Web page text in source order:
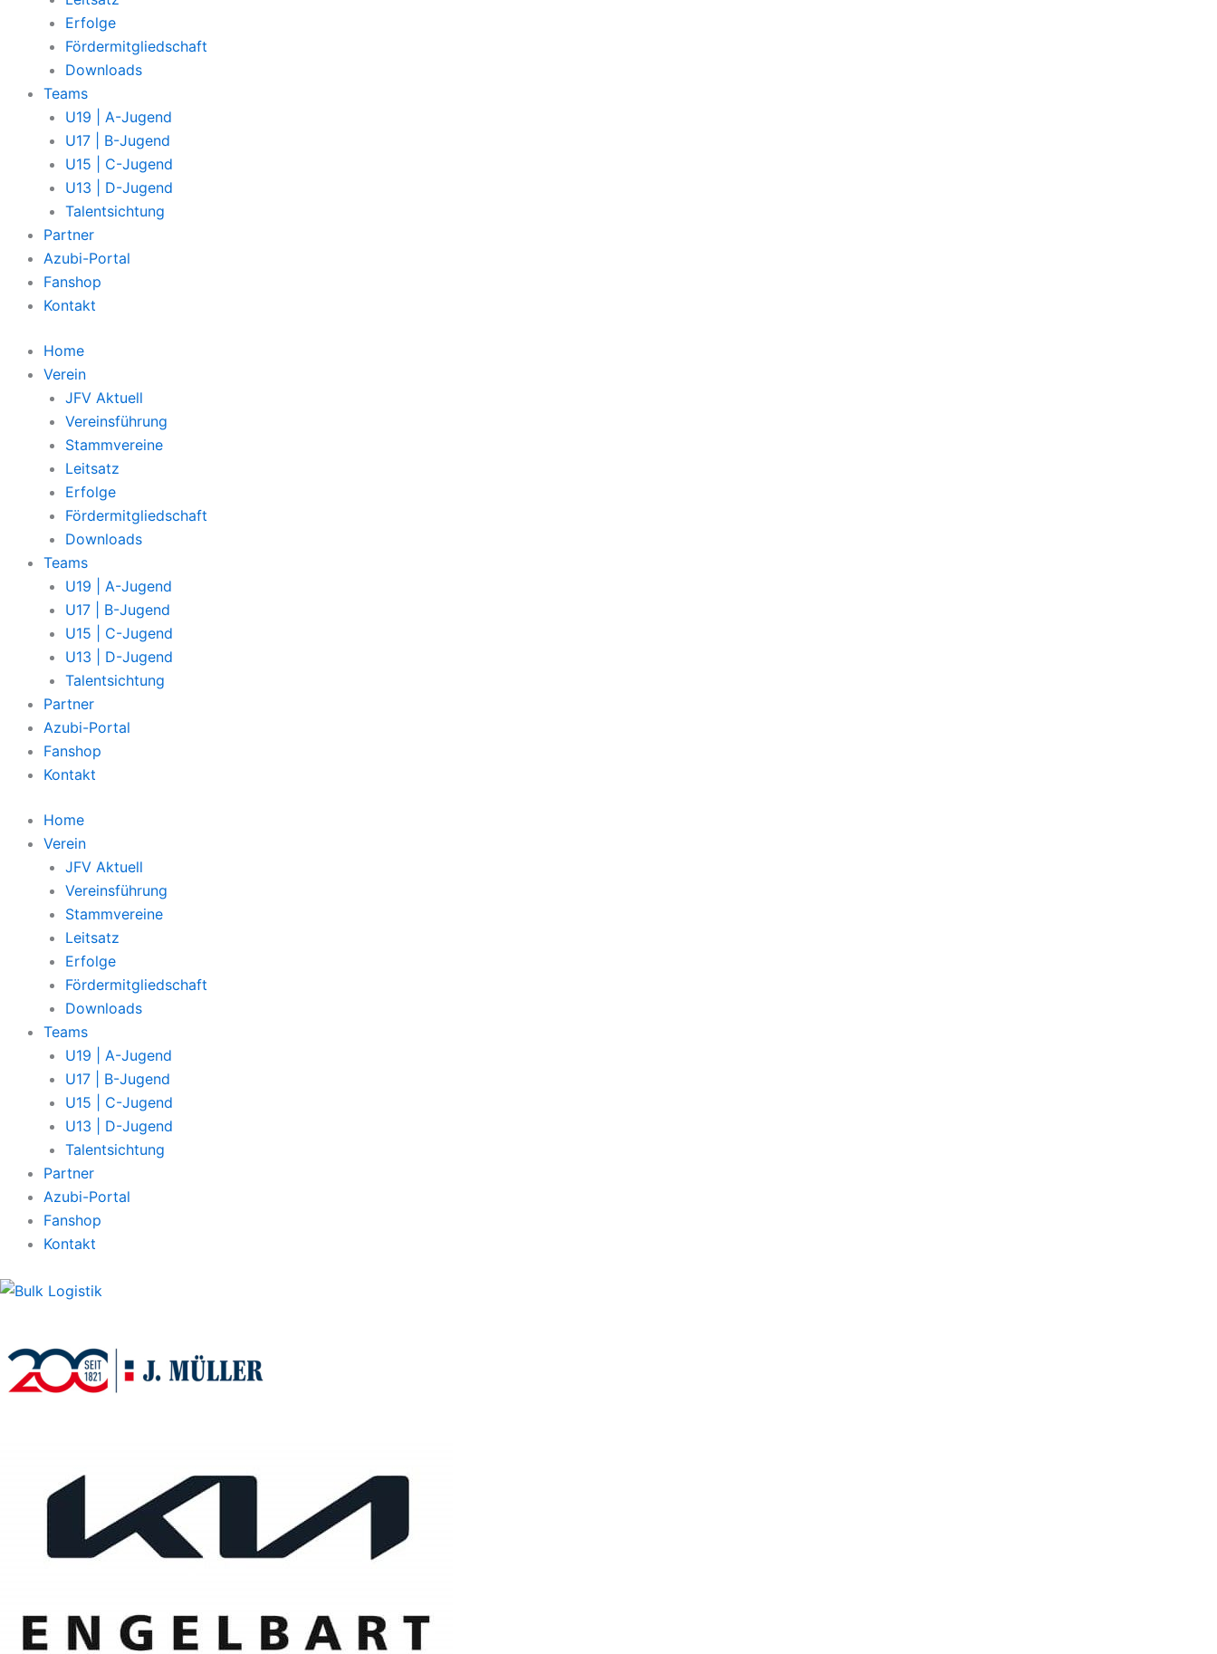
Erfolge
Fördermitgliedschaft
Downloads
Teams
U19 | A-Jugend
U17 | B-Jugend
U15 | C-Jugend
U13 | D-Jugend
Talentsichtung
Partner
Azubi-Portal
Fanshop
Kontakt
Home
Verein
JFV Aktuell
Vereinsführung
Stammvereine
Leitsatz
Erfolge
Fördermitgliedschaft
Downloads
Teams
U19 | A-Jugend
U17 | B-Jugend
U15 | C-Jugend
U13 | D-Jugend
Talentsichtung
Partner
Azubi-Portal
Fanshop
Kontakt
Home
Verein
JFV Aktuell
Vereinsführung
Stammvereine
Leitsatz
Erfolge
Fördermitgliedschaft
Downloads
Teams
U19 | A-Jugend
U17 | B-Jugend
U15 | C-Jugend
U13 | D-Jugend
Talentsichtung
Partner
Azubi-Portal
Fanshop
Kontakt